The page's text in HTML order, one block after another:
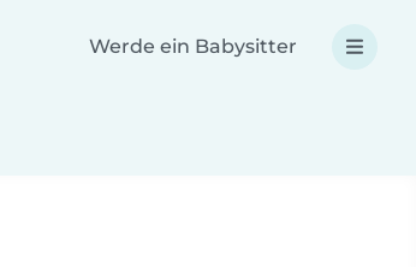
Werde ein Babysitter